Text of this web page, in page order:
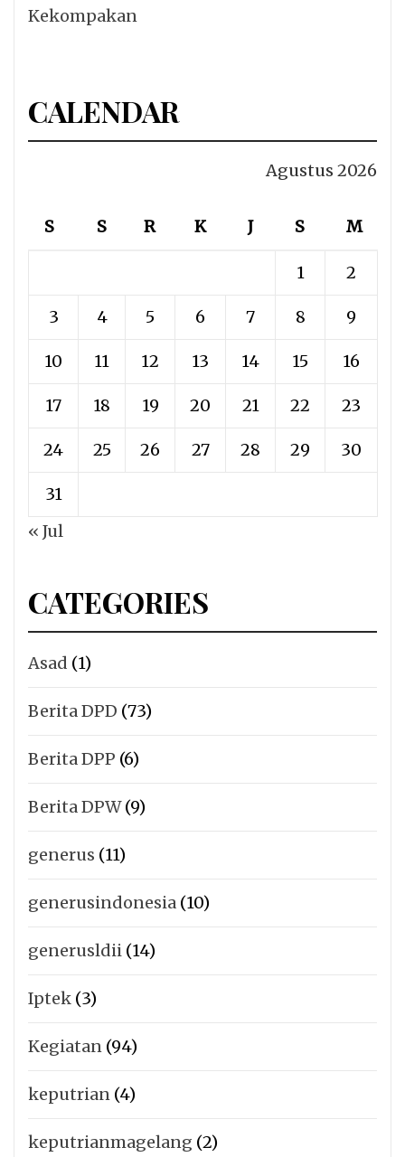
Kekompakan
CALENDAR
Agustus 2026
S S R K J S M
1 2
3 4 5 6 7 8 9
10 11 12 13 14 15 16
17 18 19 20 21 22 23
24 25 26 27 28 29 30
31
« Jul
CATEGORIES
Asad (1)
Berita DPD (73)
Berita DPP (6)
Berita DPW(9)
generus (11)
generusindonesia (10)
generusldii (14)
Iptek (3)
Kegiatan (94)
keputrian (4)
keputrianmagelang (2)